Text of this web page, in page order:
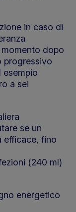
in caso di
dopo
progressivo
esempio
a sei
se un
efficace, fino
(240 ml)
energetico